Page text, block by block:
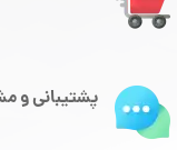
پشتیبانی و